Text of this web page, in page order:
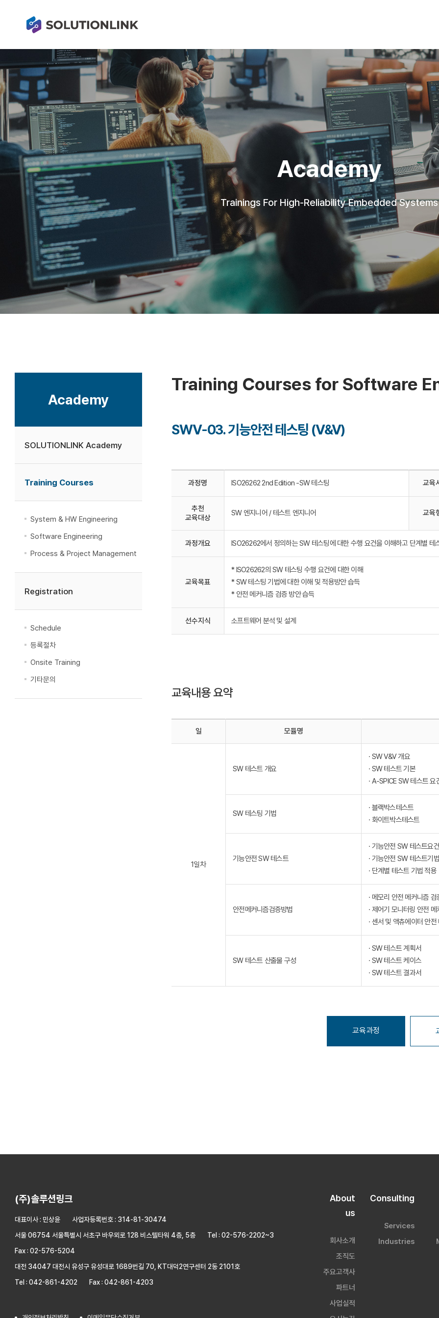
Academy
Trainings For High-Reliability Embedded Systems
Academy
SOLUTIONLINK Academy
Training Courses
System & HW Engineering
Software Engineering
Process & Project Management
Registration
Schedule
등록절차
Onsite Training
기타문의
Training Courses for Software
SWV-03. 기능안전 테스팅 (V&V)
과정명 ISO26262 2nd Edition -SW 테스팅 교육
추천
교육대상
SW 엔지니어 / 테스트 엔지니어 교육
과정개요 ISO26262에서 정의하는 SW 테스팅에 대한 수행 요건을 이해하고 단계별 테
교육목표
* ISO26262의 SW 테스팅 수행 요건에 대한 이해
* SW 테스팅 기법에 대한 이해 및 적용방안 습득
* 안전 메커니즘 검증 방안 습득
선수지식 소프트웨어 분석 및 설계
교육내용 요약
일 모듈명
1일차
SW 테스트 개요
· SW V&V 개요
· SW 테스트 기본
· A-SPICE SW 테스트 요
SW 테스팅 기법
· 블랙박스테스트
· 화이트박스테스트
기능안전 SW 테스트
· 기능안전 SW 테스트요건
· 기능안전 SW 테스트기법
· 단계별 테스트 기법 적용
안전메커니즘검증방법
· 메모리 안전 메커니즘 검
· 제어기 모니터링 안전
· 센서 및 액츄에이터 안
SW 테스트 산출물 구성
· SW 테스트 계획서
· SW 테스트 케이스
· SW 테스트 결과서
교육과정
(주)솔루션링크
대표이사 : 민상윤
사업자등록번호 : 314-81-30474
서울 06754 서울특별시 서초구 바우뫼로 128 비스텔타워 4층, 5층
Tel : 02-576-2202~3
Fax : 02-576-5204
대전 34047 대전시 유성구 유성대로 1689번길 70, KT대덕2연구센터 2동 2101호
Tel : 042-861-4202
Fax : 042-861-4203
About
us
회사소개
조직도
주요고객사
파트너
사업실적
Consulting
Services
Industries